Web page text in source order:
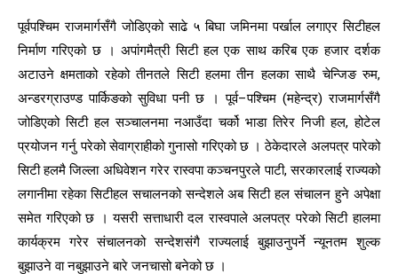
पूर्वपश्चिम राजमार्गसँगै जोडिएको साढे ५ बिघा जमिनमा पर्खाल लगाएर सिटीहल
निर्माण गरिएको छ । अपांगमैत्री सिटी हल एक साथ करिब एक हजार दर्शक
अटाउने क्षमताको रहेको तीनतले सिटी हलमा तीन हलका साथै चेन्जिङ रुम,
अन्डरग्राउण्ड पार्किङको सुविधा पनी छ । पूर्व–पश्चिम (महेन्द्र) राजमार्गसँगै
जोडिएको सिटी हल सञ्चालनमा नआउँदा चर्को भाडा तिरेर निजी हल, होटेल
प्रयोजन गर्नु परेको सेवाग्राहीको गुनासो गरिएको छ । ठेकेदारले अलपत्र पारेको
सिटी हलमै जिल्ला अधिवेशन गरेर रास्वपा कञ्चनपुरले पाटी, सरकारलाई राज्यको
लगानीमा रहेका सिटीहल सचालनको सन्देशले अब सिटी हल संचालन हुने अपेक्षा
समेत गरिएको छ । यसरी सत्ताधारी दल रास्वपाले अलपत्र परेको सिटी हालमा
कार्यक्रम गरेर संचालनको सन्देशसंगै राज्यलाई बुझाउनुपर्ने न्यूनतम शुल्क
बुझाउने वा नबुझाउने बारे जनचासो बनेको छ ।